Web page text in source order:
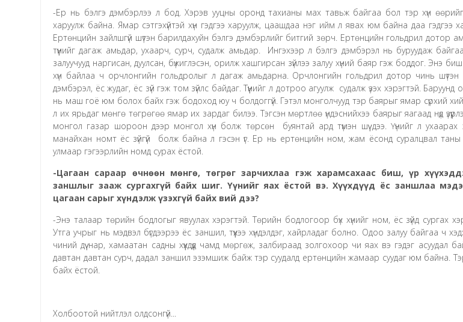
-Ер нь бэлгэ дэмбэрлээ л бод. Хэрэв ууцны оронд тахианы мах тавьж байгаа бол тэр хүн
харуулж байна. Ямар сэтгэхүйтэй хүн гэдгээ харуулж, цаашдаа нэг ийм л явах юм байна даа гэдгээ
Ертөнцийн зайлшгүй шүтэн барилдахуйн бэлгэ дэмбэрлийг битгий зөрч. Ертөнцийн гольдрил дотор
түүнийг дагаж амьдар, ухаарч, сурч, судалж амьдар. Ингэхээр л бэлгэ дэмбэрэл нь буруудаж
залуучууд наргисан, дуулсан, бүжиглэсэн, орилж хашгирсан зүйлээ залуу хүний баяр гэж боддог. Энэ
хүн байлаа ч орчлонгийн гольдролыг л дагаж амьдарна. Орчлонгийн гольдрил дотор чинь шүтэн
дэмбэрэл, ёс жудаг, ёс зүй гэж том зүйлс байдаг. Түүнийг л дотроо агуулж судалж үзэх хэрэгтэй.
нь маш гоё юм болох байх гэж бодоход юу ч болдоггүй. Гэтэл монголчууд тэр баярыг ямар сүрхий
л их ярьдаг мөнгө төгрөгөө ямар их зардаг билээ. Тэгсэн мөртлөө үндэснийхээ баярыг яагаад нүд
монгол газар шороон дээр монгол хүн болж төрсөн буянтай ард түмэн шүү дээ. Үүнийг л ухаарах
манайхан номт ёс зүйгүй болж байна л гэсэн үг. Ер нь ертөнцийн ном, жам ёсонд суралцвал
улмаар гэгээрлийн номд сурах ёстой.
-Цагаан сараар өчнөөн мөнгө, төгрөг зарчихлаа гэж харамсахаас биш, үр
заншлыг зааж сургахгүй байх шиг. Үүнийг яах ёстой вэ. Хүүхдүүд ёс заншлаа
цагаан сарыг хүндэлж үзэхгүй байх вий дээ?
-Энэ талаар төрийн бодлогыг явуулах хэрэгтэй. Төрийн бодлогоор бүх хүнийг ном, ёс зүйд сургах
Утга учрыг нь мэдвэл бүгдээрээ ёс заншил, түүхээ хүндэлдэг, хайрладаг болно. Одоо залуу байгаа ч
чиний дүү нар, хамаатан садны хүүхдүүд чамд мөргөж, залбираад золгохоор чи яах вэ гэдэг асуудал
давтан давтан сурч, дадал заншил эзэмшиж байж тэр суудалд ертөнцийн жамаар суудаг юм байна. Тэр
байх ёстой.
Холбоотой нийтлэл олдсонгүй...